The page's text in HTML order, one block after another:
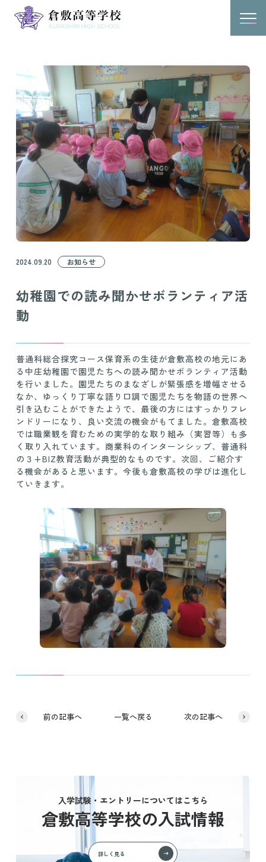
2024.09.20 お知らせ
幼稚園での読み聞かせボランティア活
動
普通科総合探究コース保育系の生徒が倉敷高校の地元にあ
る中庄幼稚園で園児たちへの読み聞かせボランティア活動
を行いました。園児たちのまなざしが緊張感を増幅させる
なか、ゆっくり丁寧な語り口調で園児たちを物語の世界へ
引き込むことができたようで、最後の方にはすっかりフレ
ンドリーになり、良い交流の機会がもてました。倉敷高校
では職業観を育むための実学的な取り組み（実習等）も多
く取り入れています。商業科のインターンシップ、普通科
の３+BIZ教育活動が典型的なものです。次回、ご紹介す
る機会があると思います。今後も倉敷高校の学びは進化し
ていきます。
前の記事へ 次の記事へ
一覧へ戻る
入学試験・エントリーについてはこちら
倉敷高等学校の入試情報
詳しく見る